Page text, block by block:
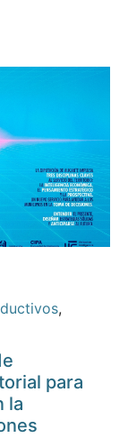
,
para
la